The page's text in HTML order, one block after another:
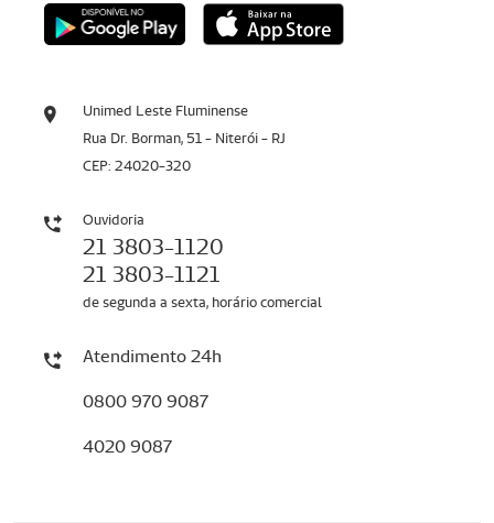
Unimed Leste Fluminense
Rua Dr. Borman, 51 - Niterói - RJ
CEP: 24020-320
Ouvidoria
21 3803-1120
21 3803-1121
de segunda a sexta, horário comercial
Atendimento 24h
0800 970 9087
4020 9087